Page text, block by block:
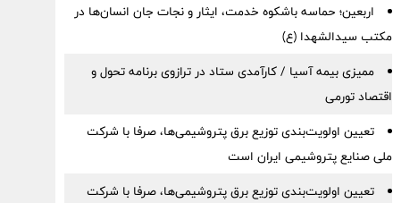
اربعین؛ حماسه باشکوه خدمت، ایثار و نجات جان انسان‌ها در
مکتب سیدالشهدا (ع)
ممیزی بیمه آسیا / کارآمدی ستاد در ترازوی برنامه تحول و
اقتصاد تورمی
تعیین اولویت‌بندی توزیع برق پتروشیمی‌ها، صرفا با شرکت
ملی صنایع پتروشیمی ایران است
تعیین اولویت‌بندی توزیع برق پتروشیمی‌ها، صرفا با شرکت